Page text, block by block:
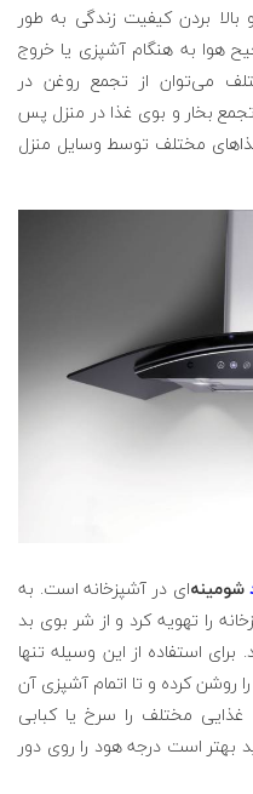
بردن کیفیت زندگی به طور
هوا به هنگام آشپزی یا خروج
می‌توان از تجمع روغن در
بخار و بوی غذا در منزل پس
مختلف توسط وسایل منزل
شومینه‌ای در آشپزخانه است. به
را تهویه کرد و از شر بوی بد
استفاده از این وسیله تنها
روشن کرده و تا اتمام آشپزی آن
مختلف را سرخ یا کبابی
بهتر است درجه هود را روی دور